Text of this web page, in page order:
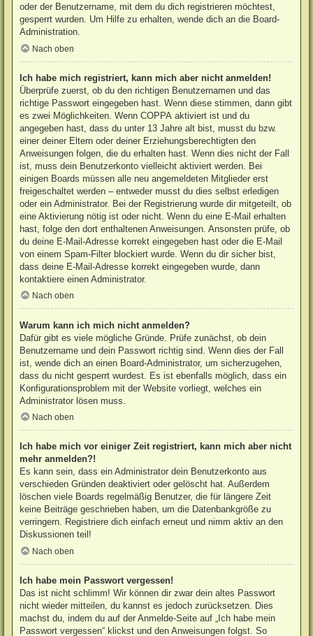
oder der Benutzername, mit dem du dich registrieren möchtest,
gesperrt wurden. Um Hilfe zu erhalten, wende dich an die Board-
Administration.
Nach oben
Ich habe mich registriert, kann mich aber nicht anmelden!
Überprüfe zuerst, ob du den richtigen Benutzernamen und das
richtige Passwort eingegeben hast. Wenn diese stimmen, dann gibt
es zwei Möglichkeiten. WennCOPPA aktiviert ist und du
angegeben hast, dass du unter 13 Jahre alt bist, musst du bzw.
einer deiner Eltern oder deiner Erziehungsberechtigten den
Anweisungen folgen, die du erhalten hast. Wenn dies nicht der Fall
ist, muss dein Benutzerkonto vielleicht aktiviert werden. Bei
einigen Boards müssen alle neu angemeldeten Mitglieder erst
freigeschaltet werden – entweder musst du dies selbst erledigen
oder ein Administrator. Bei der Registrierung wurde dir mitgeteilt, ob
eine Aktivierung nötig ist oder nicht. Wenn du eine E-Mail erhalten
hast, folge den dort enthaltenen Anweisungen. Ansonsten prüfe, ob
du deine E-Mail-Adresse korrekt eingegeben hast oder die E-Mail
von einem Spam-Filter blockiert wurde. Wenn du dir sicher bist,
dass deine E-Mail-Adresse korrekt eingegeben wurde, dann
kontaktiere einen Administrator.
Nach oben
Warum kann ich mich nicht anmelden?
Dafür gibt es viele mögliche Gründe. Prüfe zunächst, ob dein
Benutzername und dein Passwort richtig sind. Wenn dies der Fall
ist, wende dich an einen Board-Administrator, um sicherzugehen,
dass du nicht gesperrt wurdest. Es ist ebenfalls möglich, dass ein
Konfigurationsproblem mit der Website vorliegt, welches ein
Administrator lösen muss.
Nach oben
Ich habe mich vor einiger Zeit registriert, kann mich aber nicht
mehr anmelden?!
Es kann sein, dass ein Administrator dein Benutzerkonto aus
verschieden Gründen deaktiviert oder gelöscht hat. Außerdem
löschen viele Boards regelmäßig Benutzer, die für längere Zeit
keine Beiträge geschrieben haben, um die Datenbankgröße zu
verringern. Registriere dich einfach erneut und nimm aktiv an den
Diskussionen teil!
Nach oben
Ich habe mein Passwort vergessen!
Das ist nicht schlimm! Wir können dir zwar dein altes Passwort
nicht wieder mitteilen, du kannst es jedoch zurücksetzen. Dies
machst du, indem du auf der Anmelde-Seite auf „Ich habe mein
Passwort vergessen“ klickst und den Anweisungen folgst. So